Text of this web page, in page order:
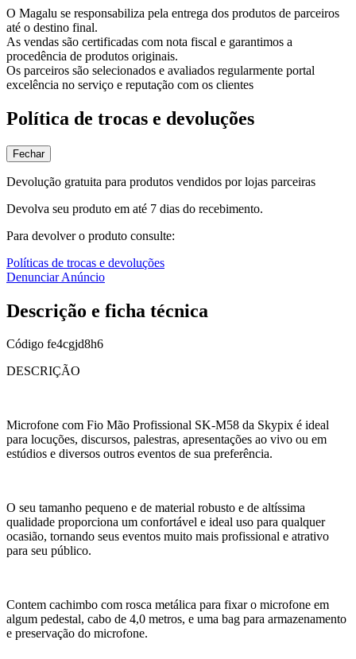
O Magalu se responsabiliza pela entrega dos produtos de parceiros
até o destino final.
As vendas são certificadas com nota fiscal e garantimos a
procedência de produtos originais.
Os parceiros são selecionados e avaliados regularmente portal
excelência no serviço e reputação com os clientes
Política de trocas e devoluções
Fechar
Devolução gratuita para produtos vendidos por lojas parceiras
Devolva seu produto em até 7 dias do recebimento.
Para devolver o produto consulte:
Políticas de trocas e devoluções
Denunciar Anúncio
Descrição e ficha técnica
Código fe4cgjd8h6
DESCRIÇÃO
Microfone com Fio Mão Profissional SK-M58 da Skypix é ideal
para locuções, discursos, palestras, apresentações ao vivo ou em
estúdios e diversos outros eventos de sua preferência.
O seu tamanho pequeno e de material robusto e de altíssima
qualidade proporciona um confortável e ideal uso para qualquer
ocasião, tornando seus eventos muito mais profissional e atrativo
para seu público.
Contem cachimbo com rosca metálica para fixar o microfone em
algum pedestal, cabo de 4,0 metros, e uma bag para armazenamento
e preservação do microfone.